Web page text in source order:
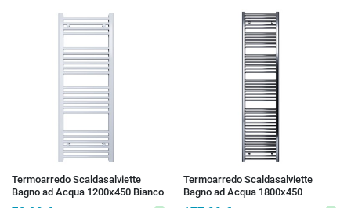
Termoarredo Scaldasalviette
Bagno ad Acqua 1200x450 Bianco
Termoarredo Scaldasalviette
Bagno ad Acqua 1800x450